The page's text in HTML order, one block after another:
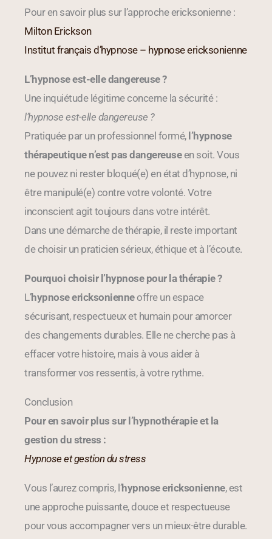
Pour en savoir plus sur l’approche ericksonienne :
Milton Erickson
Institut français d’hypnose – hypnose ericksonienne
L’hypnose est-elle dangereuse ?
Une inquiétude légitime concerne la sécurité :
l’hypnose est-elle dangereuse ?
Pratiquée par un professionnel formé, l’hypnose
thérapeutique n’est pas dangereuseen soit. Vous
ne pouvez ni rester bloqué(e) en état d’hypnose, ni
être manipulé(e) contre votre volonté. Votre
inconscient agit toujours dans votre intérêt.
Dans une démarche de thérapie, il reste important
de choisir un praticien sérieux, éthique et à l’écoute.
Pourquoi choisir l’hypnose pour la thérapie ?
L’hypnose ericksonienneoffre un espace
sécurisant, respectueux et humain pour amorcer
des changements durables. Elle ne cherche pas à
effacer votre histoire, mais à vous aider à
transformer vos ressentis, à votre rythme.
Conclusion
Pour en savoir plus sur l’hypnothérapie et la
gestion du stress :
Hypnose et gestion du stress
Vous l’aurez compris, l’hypnose ericksonienne, est
une approche puissante, douce et respectueuse
pour vous accompagner vers un mieux-être durable.